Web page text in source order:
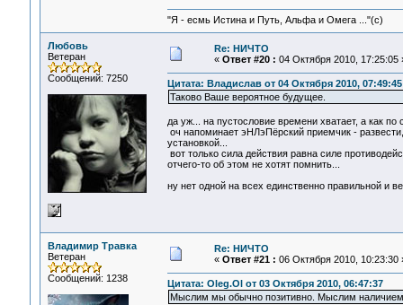
"Я - есмь Истина и Путь, Альфа и Омега ..."(с)
Любовь
Ветеран
Сообщений: 7250
Re: НИЧТО
« Ответ #20 : 04 Октября 2010, 17:25:05
Цитата: Владислав от 04 Октября 2010, 07:49:45
Таково Ваше вероятное будущее.
да уж... на пустословие времени хватает, а как по
оч напоминает эНЛэПёрский приемчик -
установкой...
вот только сила действия равна силе
отчего-то об этом не хотят помнить...
ну нет одной на всех единственно правильной и
Владимир Травка
Ветеран
Сообщений: 1238
Re: НИЧТО
« Ответ #21 : 06 Октября 2010, 10:23:30
Цитата: Oleg.Ol от 03 Октября 2010, 06:47:37
Мыслим мы обычно позитивно. Мыслим